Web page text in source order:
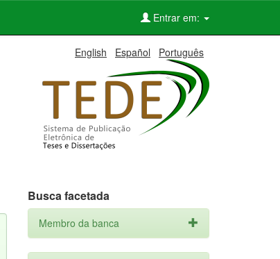
Entrar em:
English Español Português
Busca facetada
Membro da banca